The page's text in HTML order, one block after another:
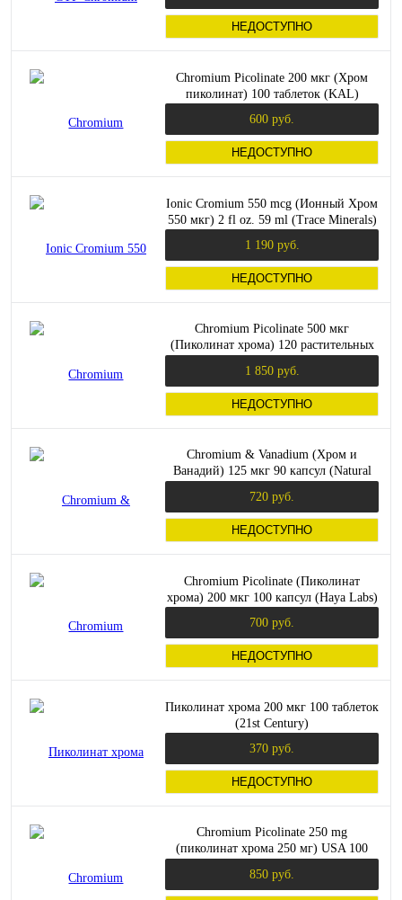
НЕДОСТУПНО
Chromium Picolinate 200 мкг (Хром
пиколинат) 100 таблеток (KAL)
600 руб.
НЕДОСТУПНО
Ionic Cromium 550 mcg (Ионный Хром
550 мкг) 2 fl oz. 59 ml (Trace Minerals)
1 190 руб.
НЕДОСТУПНО
Chromium Picolinate 500 мкг
(Пиколинат хрома) 120 растительных
1 850 руб.
НЕДОСТУПНО
Chromium & Vanadium (Хром и
Ванадий) 125 мкг 90 капсул (Natural
720 руб.
НЕДОСТУПНО
Chromium Picolinate (Пиколинат
хрома) 200 мкг 100 капсул (Haya Labs)
700 руб.
НЕДОСТУПНО
Пиколинат хрома 200 мкг 100 таблеток
(21st Century)
370 руб.
НЕДОСТУПНО
Chromium Picolinate 250 mg
(пиколинат хрома 250 мг) USA 100
850 руб.